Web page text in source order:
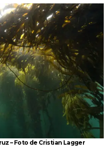
– Foto de Cristian Lagger